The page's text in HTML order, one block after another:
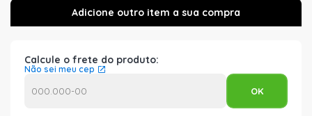
Calcule o frete do produto:
Não sei meu cep